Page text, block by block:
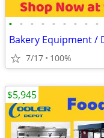
• • • • • • • • •
7/17 100%
$5,945